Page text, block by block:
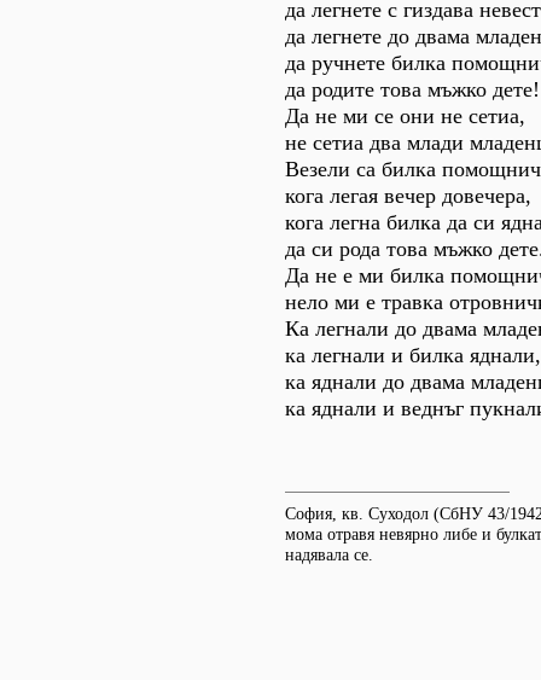
да легнете с гиздава
да легнете до двама
да ручнете билка
да родите това мъжко дете!
Да не ми се они не сетиа,
не сетиа два млади
Везели са билка
кога легая вечер довечера,
кога легна билка да си
да си рода това мъжко
Да не е ми билка
нело ми е травка
Ка легнали до двама
ка легнали и билка яднали,
ка яднали до двама
ка яднали и веднъг
София, кв. Суходол (СбНУ 43/
мома отравя невярно либе и
надявала се.